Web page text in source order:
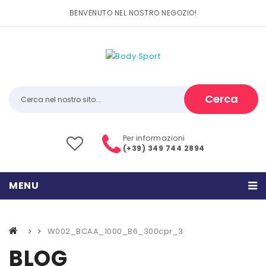
BENVENUTO NEL NOSTRO NEGOZIO!
Cerca
Per informazioni
(+39) 349 744 2894
MENU
PRODOTTI
CATEGORIE
W002_BCAA_1000_B6_300cpr_3
BLOG